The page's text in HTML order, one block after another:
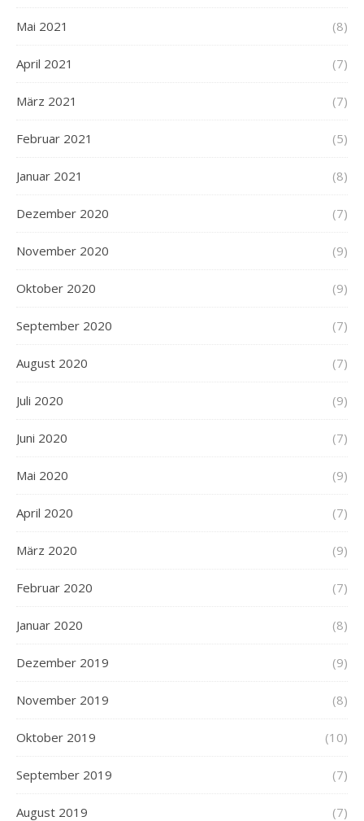
Mai 2021 (8)
April 2021 (7)
März 2021 (7)
Februar 2021 (5)
Januar 2021 (8)
Dezember 2020 (7)
November 2020 (9)
Oktober 2020 (9)
September 2020 (7)
August 2020 (7)
Juli 2020 (9)
Juni 2020 (7)
Mai 2020 (9)
April 2020 (7)
März 2020 (9)
Februar 2020 (7)
Januar 2020 (8)
Dezember 2019 (9)
November 2019 (8)
Oktober 2019 (10)
September 2019 (7)
August 2019 (7)